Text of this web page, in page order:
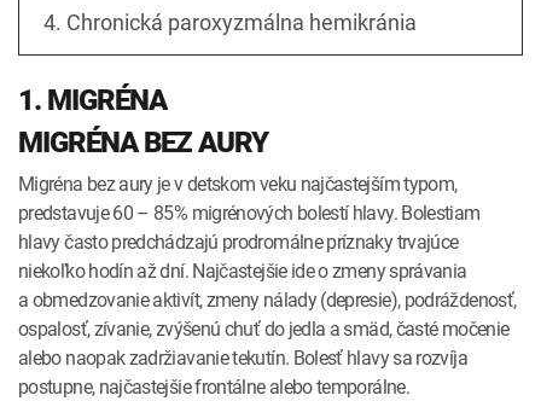
4. Chronická paroxyzmálna hemikránia
1. MIGRÉNA
MIGRÉNA BEZ AURY
Migréna bez aury je v detskom veku najčastejším typom,
predstavuje 60 – 85% migrénových bolestí hlavy. Bolestiam
hlavy často predchádzajú prodromálne príznaky trvajúce
niekoľko hodín až dní. Najčastejšie ide o zmeny správania
a obmedzovanie aktivít, zmeny nálady (depresie), podráždenosť,
ospalosť, zívanie, zvýšenú chuť do jedla a smäd, časté močenie
alebo naopak zadržiavanie tekutín. Bolesť hlavy sa rozvíja
postupne, najčastejšie frontálne alebo temporálne.